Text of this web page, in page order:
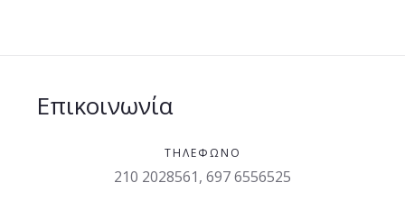
Επικοινωνία
ΤΗΛΈΦΩΝΟ
210 2028561, 697 6556525